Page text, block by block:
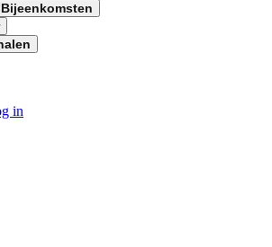
in